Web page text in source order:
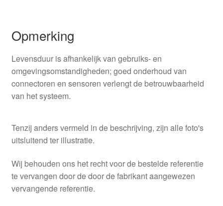
Opmerking
Levensduur is afhankelijk van gebruiks- en
omgevingsomstandigheden; goed onderhoud van
connectoren en sensoren verlengt de betrouwbaarheid
van het systeem.
Tenzij anders vermeld in de beschrijving, zijn alle foto's
uitsluitend ter illustratie.
Wij behouden ons het recht voor de bestelde referentie
te vervangen door de door de fabrikant aangewezen
vervangende referentie.